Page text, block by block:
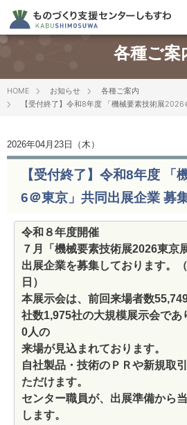
各種ご案
HOME お知らせ
各種ご案内
【受付終了】令和8年度 「機械要素技術展
2026年04月23日（木）
【受付終了】令和8年度 「
6＠東京」共同出展企業 募
令和８年度開催
７月「機械要素技術展2026東京
出展企業を募集しております。
日）
本展示会は、前回来場者数
社数1,975社の大規模展示会であ
0人の
来場が見込まれております。
自社製品・技術のＰＲや新規取
ただけます。
センター職員が、出展準備から
します。